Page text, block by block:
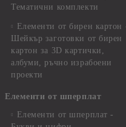
Тематични комплекти
Елементи от бирен картон
Шейкър заготовки от бирен
картон за 3D картички,
албуми, ръчно израбоени
проекти
Елементи от шперплат
Елементи от шперплат -